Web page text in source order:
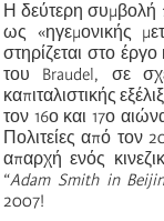
Η δεύτερη συμβολή
ως «ηγεμονικής
στηρίζεται στο
του Braudel, σε
καπιταλιστικής
τον 16ο και 17ο
Πολιτείες από τον
απαρχή ενός
“Adam Smith in
2007!